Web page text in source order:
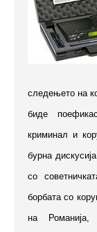
следењето на
биде
криминал и
бурна
со
борбата со
на